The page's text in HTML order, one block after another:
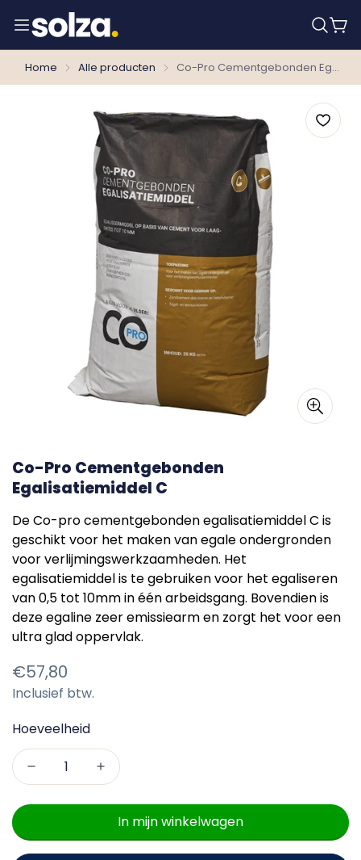
Home Alle producten Co-Pro Cementgebonden Egalisatiemiddel C
Co-Pro Cementgebonden
Egalisatiemiddel C
De Co-pro cementgebonden egalisatiemiddel C is
geschikt voor het maken van egale ondergronden
voor verlijmingswerkzaamheden. Het
egalisatiemiddel is te gebruiken voor het egaliseren
van 0,5 tot 10mm in één arbeidsgang. Bovendien is
deze egaline zeer emissiearm en zorgt het voor een
ultra glad oppervlak.
Normale
prijs
€57,80
Inclusief btw.
Hoeveelheid
In mijn winkelwagen